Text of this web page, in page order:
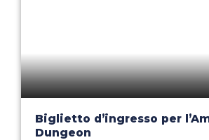
Biglietto d’ingresso per
Dungeon